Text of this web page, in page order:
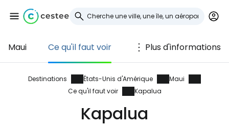
Maui Ce qu'il faut voir Plus d'informations
Destinations États-Unis d'Amérique
Maui
Ce qu'il faut voir
Kapalua
Kapalua
Se connecter à
Cestee